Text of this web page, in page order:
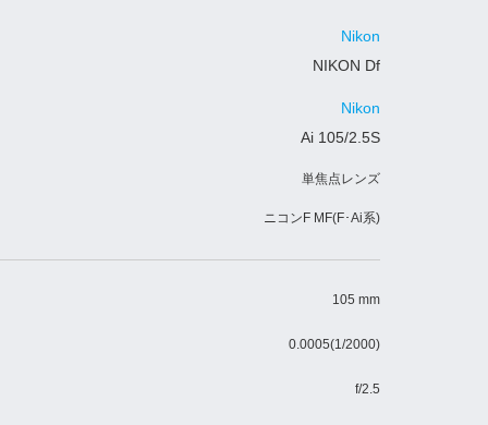
Nikon
NIKON Df
Nikon
Ai 105/2.5S
単焦点レンズ
ニコンF MF(F･Ai系)
105 mm
0.0005(1/2000)
f/2.5